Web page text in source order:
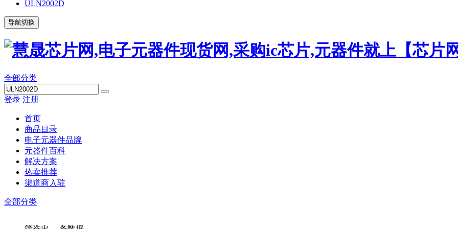
ULN2002D
导航切换
全部分类
登录 注册
首页
商品目录
电子元器件品牌
元器件百科
解决方案
热卖推荐
渠道商入驻
全部分类